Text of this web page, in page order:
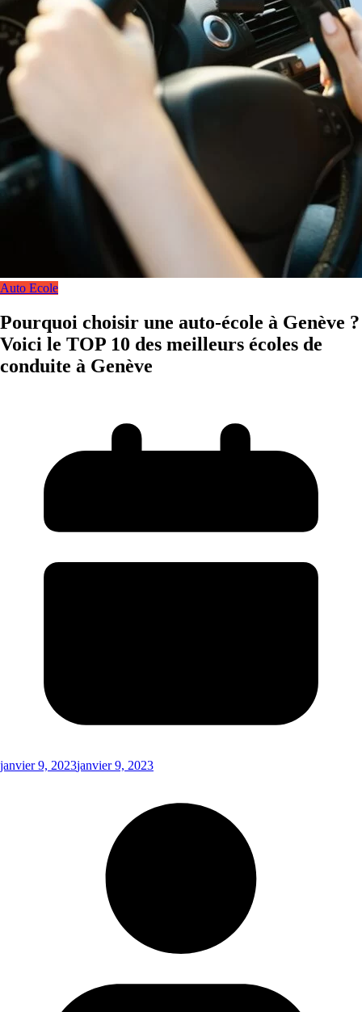
Auto Ecole
Pourquoi choisir une auto-école à Genève ?
Voici le TOP 10 des meilleurs écoles de
conduite à Genève
janvier 9, 2023janvier 9, 2023